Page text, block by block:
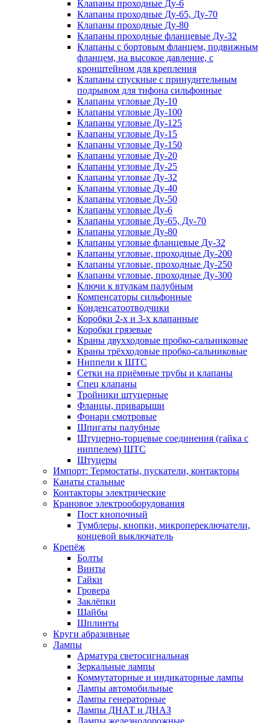
Клапаны проходные Ду-6
Клапаны проходные Ду-65, Ду-70
Клапаны проходные Ду-80
Клапаны проходные фланцевые Ду-32
Клапаны с бортовым фланцем, подвижным
фланцем, на высокое давление, с
кронштейном для крепления
Клапаны спускные с принудительным
подрывом для тифона сильфонные
Клапаны угловые Ду-10
Клапаны угловые Ду-100
Клапаны угловые Ду-125
Клапаны угловые Ду-15
Клапаны угловые Ду-150
Клапаны угловые Ду-20
Клапаны угловые Ду-25
Клапаны угловые Ду-32
Клапаны угловые Ду-40
Клапаны угловые Ду-50
Клапаны угловые Ду-6
Клапаны угловые Ду-65, Ду-70
Клапаны угловые Ду-80
Клапаны угловые фланцевые Ду-32
Клапаны угловые, проходные Ду-200
Клапаны угловые, проходные Ду-250
Клапаны угловые, проходные Ду-300
Ключи к втулкам палубным
Компенсаторы сильфонные
Конденсатоотводчики
Коробки 2-х и 3-х клапанные
Коробки грязевые
Краны двухходовые пробко-сальниковые
Краны трёхходовые пробко-сальниковые
Ниппели к ШТС
Сетки на приёмные трубы и клапаны
Спец клапаны
Тройники штуцерные
Фланцы, приварыши
Фонари смотровые
Шпигаты палубные
Штуцерно-торцевые соединения (гайка с
ниппелем) ШТС
Штуцеры
Импорт: Термостаты, пускатели, контакторы
Канаты стальные
Контакторы электрические
Крановое электрооборудования
Пост кнопочный
Тумблеры, кнопки, микропереключатели,
концевой выключатель
Крепёж
Болты
Винты
Гайки
Гровера
Заклёпки
Шайбы
Шплинты
Круги абразивные
Лампы
Арматура светосигнальная
Зеркальные лампы
Коммутаторные и индикаторные лампы
Лампы автомобильные
Лампы генераторные
Лампы ДНАТ и ДНАЗ
Лампы железнодорожные